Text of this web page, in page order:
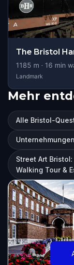
The Bristol
1185 m · 16 min
Landmark
Mehr
Alle Bristol-
Street Art
Walking Tour &